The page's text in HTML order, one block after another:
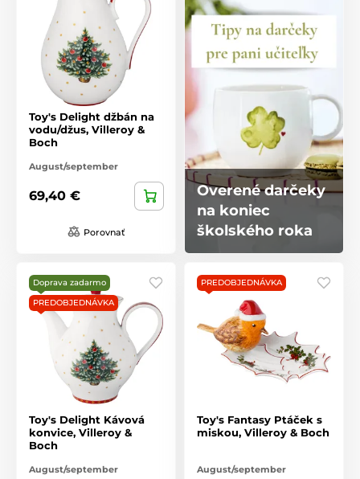
Toy's Delight džbán na
vodu/džus, Villeroy &
Boch
August/september
69,40 €
Porovnať
Overené darčeky
na koniec
školského roka
Doprava zadarmo
PREDOBJEDNÁVKA
Toy's Delight Kávová
konvice, Villeroy &
Boch
August/september
PREDOBJEDNÁVKA
Toy's Fantasy Ptáček s
miskou, Villeroy & Boch
August/september